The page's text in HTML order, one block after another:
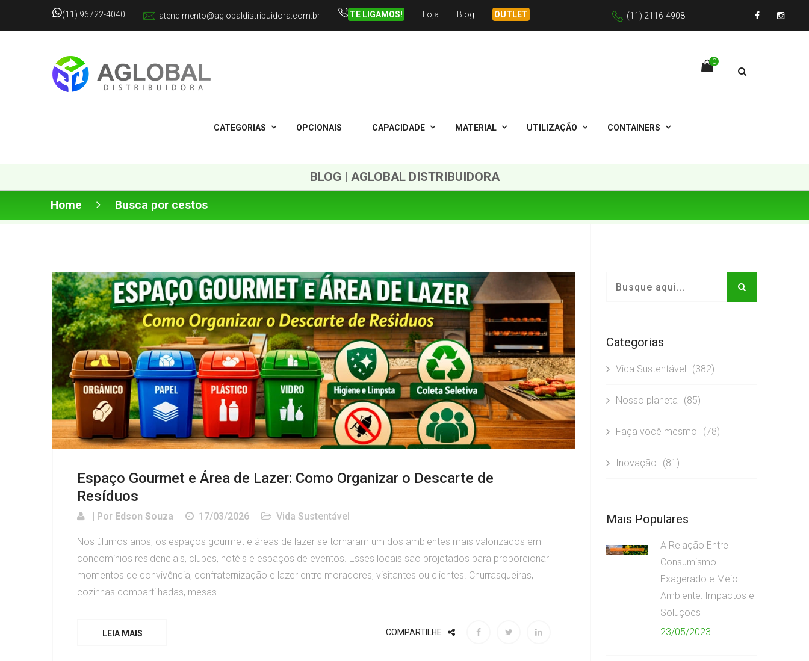
(11) 96722-4040 atendimento@aglobaldistribuidora.com.br TE LIGAMOS! Loja Blog OUTLET (11) 2116-4908
Facebook
0
CATEGORIAS OPCIONAIS CAPACIDADE MATERIAL UTILIZAÇÃO CONTAINERS
BLOG | AGLOBAL DISTRIBUIDORA
Home Busca por cestos
Espaço Gourmet e Área de Lazer: Como Organizar o Descarte de
Resíduos
| Por Edson Souza 17/03/2026 Vida Sustentável
Nos últimos anos, os espaços gourmet e áreas de lazer se tornaram um dos ambientes mais valorizados em
condomínios residenciais, clubes, hotéis e espaços de eventos. Esses locais são projetados para proporcionar
momentos de convivência, confraternização e lazer entre moradores, visitantes ou clientes. Churrasqueiras,
cozinhas compartilhadas, mesas...
LEIA MAIS COMPARTILHE
Categorias
Vida Sustentável (382)
Nosso planeta (85)
Faça você mesmo (78)
Inovação (81)
Mais Populares
A Relação Entre
Consumismo
Exagerado e Meio
Ambiente: Impactos e
Soluções
23/05/2023